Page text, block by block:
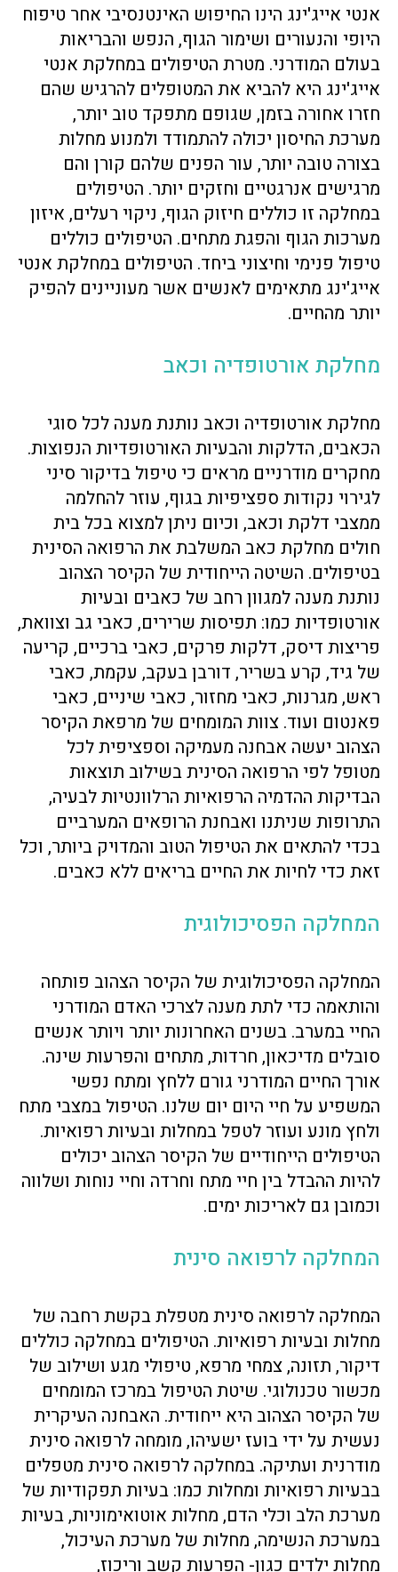
אנטי אייג'ינג הינו החיפוש האינטנסיבי אחר טיפוח
היופי והנעורים ושימור הגוף, הנפש והבריאות
בעולם המודרני. מטרת הטיפולים במחלקת אנטי
אייג'ינג היא להביא את המטופלים להרגיש שהם
חזרו אחורה בזמן, שגופם מתפקד טוב יותר,
מערכת החיסון יכולה להתמודד ולמנוע מחלות
בצורה טובה יותר, עור הפנים שלהם קורן והם
מרגישים אנרגטיים וחזקים יותר. הטיפולים
במחלקה זו כוללים חיזוק הגוף, ניקוי רעלים, איזון
מערכות הגוף והפגת מתחים. הטיפולים כוללים
טיפול פנימי וחיצוני ביחד. הטיפולים במחלקת אנטי
אייג'ינג מתאימים לאנשים אשר מעוניינים להפיק
יותר מהחיים.
מחלקת אורטופדיה וכאב
מחלקת אורטופדיה וכאב נותנת מענה לכל סוגי
הכאבים, הדלקות והבעיות האורטופדיות הנפוצות.
מחקרים מודרניים מראים כי טיפול בדיקור סיני
לגירוי נקודות ספציפיות בגוף, עוזר להחלמה
ממצבי דלקת וכאב, וכיום ניתן למצוא בכל בית
חולים מחלקת כאב המשלבת את הרפואה הסינית
בטיפולים. השיטה הייחודית של הקיסר הצהוב
נותנת מענה למגוון רחב של כאבים ובעיות
אורטופדיות כמו: תפיסות שרירים, כאבי גב וצוואת,
פריצות דיסק, דלקות פרקים, כאבי ברכיים, קריעה
של גיד, קרע בשריר, דורבן בעקב, עקמת, כאבי
ראש, מגרנות, כאבי מחזור, כאבי שיניים, כאבי
פאנטום ועוד. צוות המומחים של מרפאת הקיסר
הצהוב יעשה אבחנה מעמיקה וספציפית לכל
מטופל לפי הרפואה הסינית בשילוב תוצאות
הבדיקות ההדמיה הרפואיות הרלוונטיות לבעיה,
התרופות שניתנו ואבחנת הרופאים המערביים
בכדי להתאים את הטיפול הטוב והמדויק ביותר, וכל
זאת כדי לחיות את החיים בריאים ללא כאבים.
המחלקה הפסיכולוגית
המחלקה הפסיכולוגית של הקיסר הצהוב פותחה
והותאמה כדי לתת מענה לצרכי האדם המודרני
החיי במערב. בשנים האחרונות יותר ויותר אנשים
סובלים מדיכאון, חרדות, מתחים והפרעות שינה.
אורך החיים המודרני גורם ללחץ ומתח נפשי
המשפיע על חיי היום יום שלנו. הטיפול במצבי מתח
ולחץ מונע ועוזר לטפל במחלות ובעיות רפואיות.
הטיפולים הייחודיים של הקיסר הצהוב יכולים
להיות ההבדל בין חיי מתח וחרדה וחיי נוחות ושלווה
וכמובן גם לאריכות ימים.
המחלקה לרפואה סינית
המחלקה לרפואה סינית מטפלת בקשת רחבה של
מחלות ובעיות רפואיות. הטיפולים במחלקה כוללים
דיקור, תזונה, צמחי מרפא, טיפולי מגע ושילוב של
מכשור טכנולוגי. שיטת הטיפול במרכז המומחים
של הקיסר הצהוב היא ייחודית. האבחנה העיקרית
נעשית על ידי בועז ישעיהו, מומחה לרפואה סינית
מודרנית ועתיקה. במחלקה לרפואה סינית מטפלים
בבעיות רפואיות ומחלות כמו: בעיות תפקודיות של
מערכת הלב וכלי הדם, מחלות אוטואימוניות, בעיות
במערכת הנשימה, מחלות של מערכת העיכול,
מחלות ילדים כגון- הפרעות קשב וריכוז,